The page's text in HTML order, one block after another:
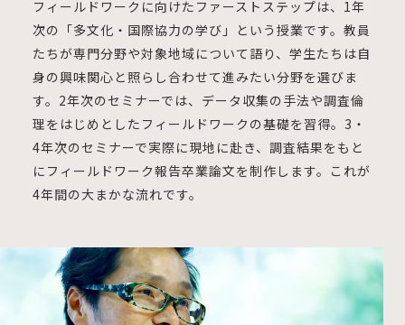
フィールドワークに向けたファーストステップは、1年
次の「多文化・国際協力の学び」という授業です。教員
たちが専門分野や対象地域について語り、学生たちは自
身の興味関心と照らし合わせて進みたい分野を選びま
す。2年次のセミナーでは、データ収集の手法や調査倫
理をはじめとしたフィールドワークの基礎を習得。3・
4年次のセミナーで実際に現地に赴き、調査結果をもと
にフィールドワーク報告卒業論文を制作します。これが
4年間の大まかな流れです。